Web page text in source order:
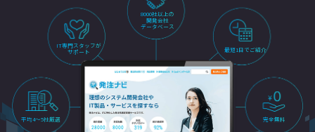
28000 8000
平均4～5社厳選
IT専門スタッフが
サポート
8000社以上の
開発会社
データベース
最短1日でご紹介
完全無料